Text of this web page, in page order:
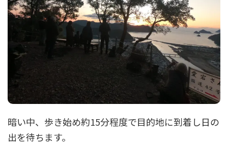
暗い中、歩き始め約15分程度で目的地に到着し日の
出を待ちます。